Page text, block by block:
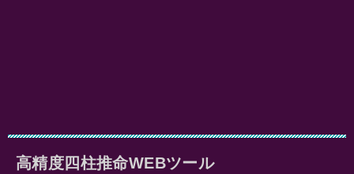
高精度四柱推命WEBツール